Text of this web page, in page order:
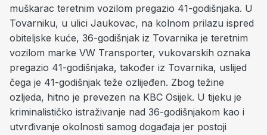
muškarac teretnim vozilom pregazio 41-godišnjaka. U
Tovarniku, u ulici Jaukovac, na kolnom prilazu ispred
obiteljske kuće, 36-godišnjak iz Tovarnika je teretnim
vozilom marke VW Transporter, vukovarskih oznaka
pregazio 41-godišnjaka, također iz Tovarnika, uslijed
čega je 41-godišnjak teže ozlijeđen. Zbog težine
ozljeda, hitno je prevezen na KBC Osijek. U tijeku je
kriminalističko istraživanje nad 36-godišnjakom kao i
utvrđivanje okolnosti samog događaja jer postoji